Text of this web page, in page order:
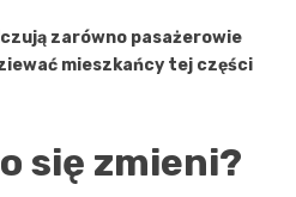
zarówno pasażerowie
mieszkańcy tej części
się zmieni?